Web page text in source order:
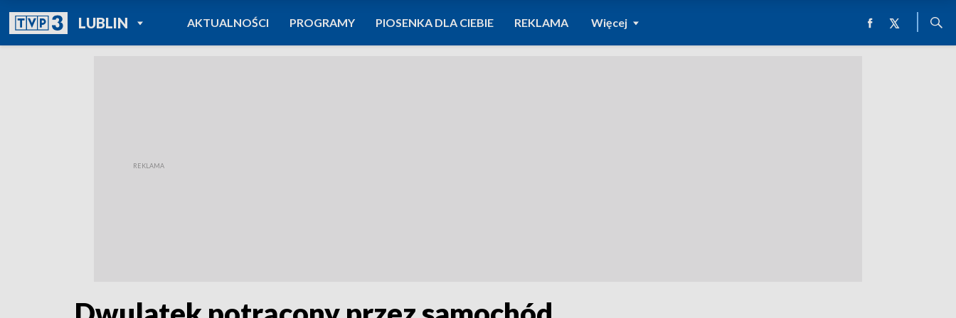
LUBLINPOWRÓT DO
TVP REGIONY
AKTUALNOŚCI PROGRAMY PIOSENKA DLA CIEBIE REKLAMA Więcej